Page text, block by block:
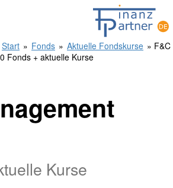
Start » Fonds » Aktuelle Fondskurse » F&C
Fonds + aktuelle Kurse
Kurse